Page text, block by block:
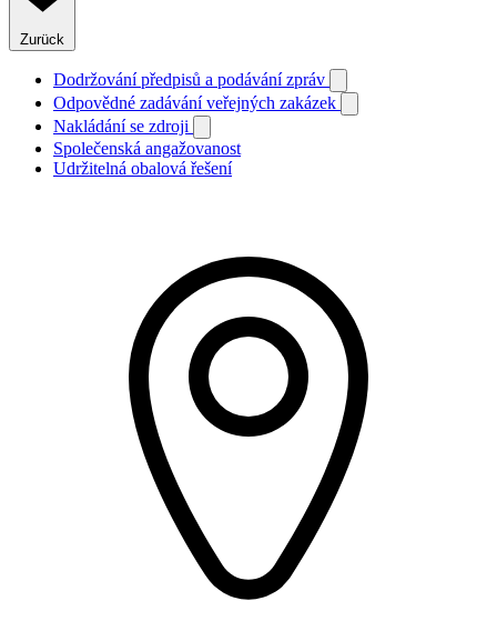
Zurück
Dodržování předpisů a podávání zpráv
Odpovědné zadávání veřejných zakázek
Nakládání se zdroji
Společenská angažovanost
Udržitelná obalová řešení